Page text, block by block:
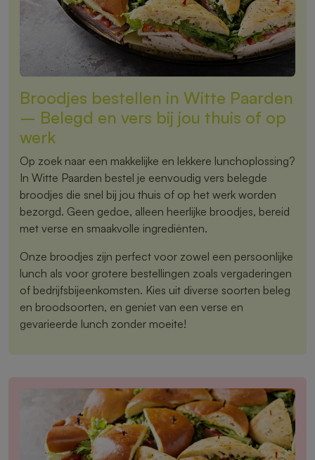
Broodjes bestellen in Witte Paarden
– Belegd en vers bij jou thuis of op
werk
Op zoek naar een makkelijke en lekkere lunchoplossing?
In Witte Paarden bestel je eenvoudig vers belegde
broodjes die snel bij jou thuis of op het werk worden
bezorgd. Geen gedoe, alleen heerlijke broodjes, bereid
met verse en smaakvolle ingrediënten.
Onze broodjes zijn perfect voor zowel een persoonlijke
lunch als voor grotere bestellingen zoals vergaderingen
of bedrijfsbijeenkomsten. Kies uit diverse soorten beleg
en broodsoorten, en geniet van een verse en
gevarieerde lunch zonder moeite!